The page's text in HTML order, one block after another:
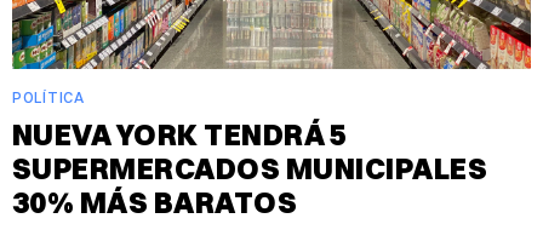
POLÍTICA
NUEVA YORK TENDRÁ 5
SUPERMERCADOS MUNICIPALES
30% MÁS BARATOS